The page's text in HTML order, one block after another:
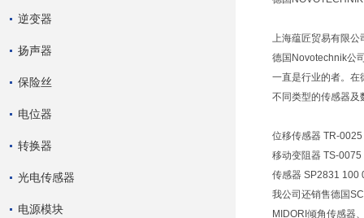
逆变器
扬声器
保险丝
电位器
转换器
光电传感器
电源模块
上海蕴匠贸易有限公
德国Novotechnik公
一直是行业的者。在
不同类型的传感器及
位移传感器 TR-0025
移动变阻器 TS-0075
传感器 SP2831
我公司还销售德国
MIDORI倾角传感器